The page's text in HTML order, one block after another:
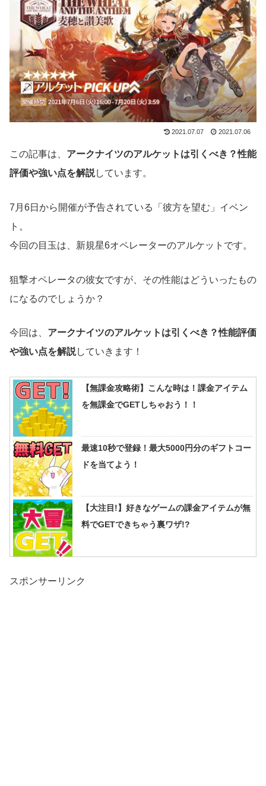
2021.07.07 2021.07.06
この記事は、 アークナイツのアルケットは引くべき？性能
評価や強い点を解説しています。
7月6日から開催が予告されている「彼方を望む」イベン
ト。
今回の目玉は、新規星6オペレーターのアルケットです。
狙撃オペレータの彼女ですが、その性能はどういったもの
になるのでしょうか？
今回は、 アークナイツのアルケットは引くべき？性能評価
や強い点を解説していきます！
【無課金攻略術】こんな時は！課金アイテム
を無課金でGETしちゃおう！！
最速10秒で登録！最大5000円分のギフトコー
ドを当てよう！
【大注目!】好きなゲームの課金アイテムが無
料でGETできちゃう裏ワザ!?
スポンサーリンク